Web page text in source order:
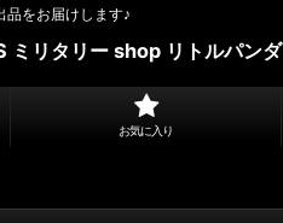
品をお届けします♪
ミリタリー shop リトルパンダ
お気に入り